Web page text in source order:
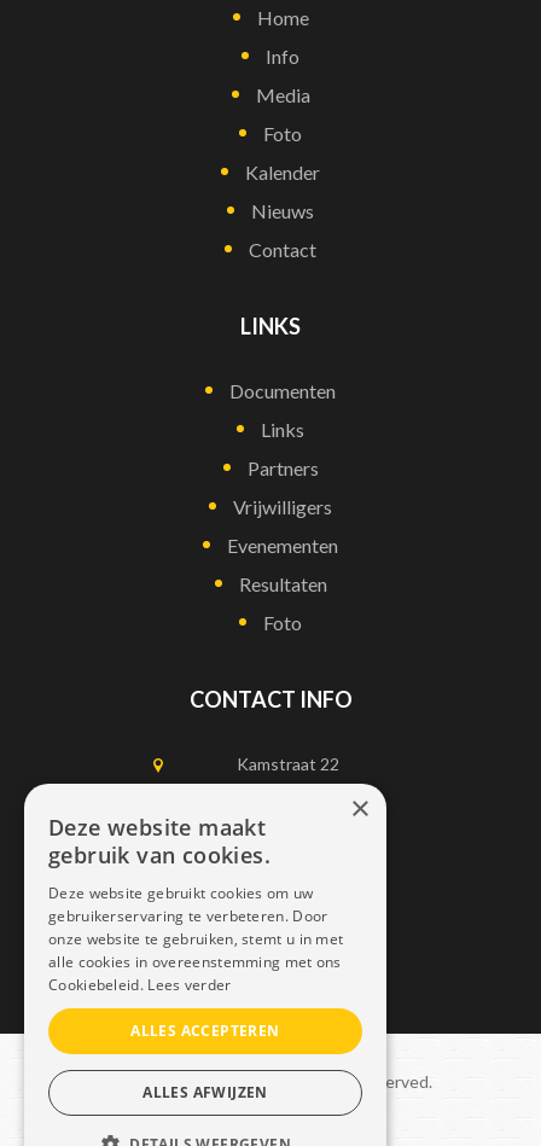
Home
Info
Media
Foto
Kalender
Nieuws
Contact
LINKS
Documenten
Links
Partners
Vrijwilligers
Evenementen
Resultaten
Foto
CONTACT INFO
Kamstraat 22
1750 Lennik
0497452898
info@dais.be
Copyright © 2021 Dais. All rights reserved.
Sitemap–GDPR
×
Deze website maakt
gebruik van cookies.
Deze website gebruikt cookies om uw
gebruikerservaring te verbeteren. Door
onze website te gebruiken, stemt u in met
alle cookies in overeenstemming met ons
Cookiebeleid. Lees verder
ALLES ACCEPTEREN
ALLES AFWIJZEN